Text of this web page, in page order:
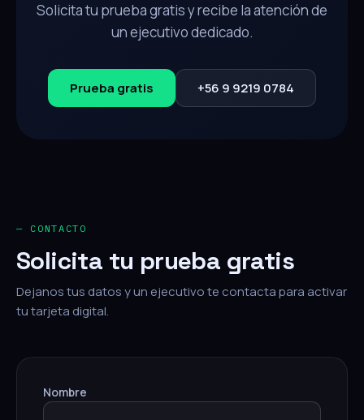
Solicita tu prueba gratis y recibe la atención de
un ejecutivo dedicado.
Prueba gratis +56 9 9219 0784
— CONTACTO
Solicita tu prueba gratis
Dejanos tus datos y un ejecutivo te contacta para activar
tu tarjeta digital.
Nombre